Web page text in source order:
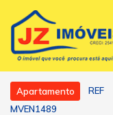
Apartamento
REF
MVEN1489